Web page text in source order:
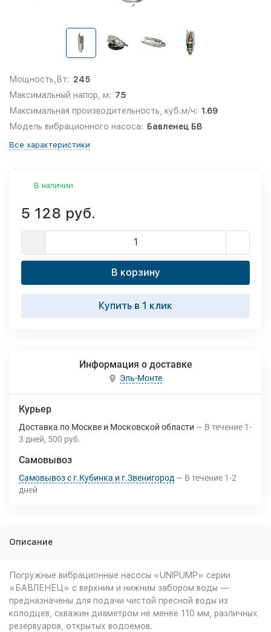
Мощность,Вт: 245
Максимальный напор, м: 75
Максимальная производительность, куб.м/ч: 1.69
Модель вибрационного насоса: Бавленец БВ
Все характеристики
В наличии
5 128 руб.
В корзину
Купить в 1 клик
Информация о доставке
Эль-Монте
Курьер
Доставка по Москве и Московской области В течение 1-
3 дней 500 руб.
Самовывоз
Самовывоз с г.Кубинка и г.Звенигород В течение 1-2
дней
Описание
Погружные вибрационные насосы «UNIPUMP» серии
«БАВЛЕНЕЦ» с верхним и нижним забором воды —
предназначены для подачи чистой пресной воды из
колодцев, скважин диаметром не менее 110 мм, различных
резервуаров, открытых водоемов.